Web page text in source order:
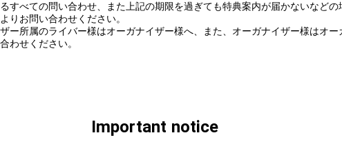
すべての問い合わせ、また上記の期限を過ぎても特典案内が届かないなどの
よりお問い合わせください。
ー所属のライバー様はオーガナイザー様へ、また、オーガナイザー様はオー
わせください。
Important notice